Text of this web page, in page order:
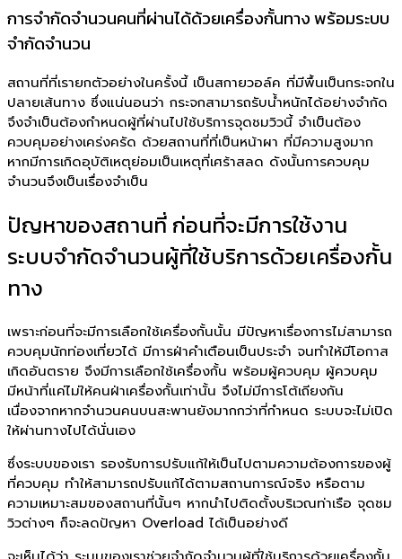
การจำกัดจำนวนคนที่ผ่านได้ด้วยเครื่องกั้นทาง พร้อมระบบ
จำกัดจำนวน
สถานที่ที่เรายกตัวอย่างในครั้งนี้ เป็นสกายวอล์ค ที่มีพื้นเป็นกระจกใน
ปลายเส้นทาง ซึ่งแน่นอนว่า กระจกสามารถรับน้ำหนักได้อย่างจำกัด
จึงจำเป็นต้องกำหนดผู้ที่ผ่านไปใช้บริการจุดชมวิวนี้ จำเป็นต้อง
ควบคุมอย่างเคร่งครัด ด้วยสถานที่ที่เป็นหน้าผา ที่มีความสูงมาก
หากมีการเกิดอุบัติเหตุย่อมเป็นเหตุที่เศร้าสลด ดังนั้นการควบคุม
จำนวนจึงเป็นเรื่องจำเป็น
ปัญหาของสถานที่ ก่อนที่จะมีการใช้งาน
ระบบจำกัดจำนวนผู้ที่ใช้บริการด้วยเครื่องกั้น
ทาง
เพราะก่อนที่จะมีการเลือกใช้เครื่องกั้นนั้น มีปัญหาเรื่องการไม่สามารถ
ควบคุมนักท่องเที่ยวได้ มีการฝ่าคำเตือนเป็นประจำ จนทำให้มีโอกาส
เกิดอันตราย จึงมีการเลือกใช้เครื่องกั้น พร้อมผู้ควบคุม ผู้ควบคุม
มีหน้าที่แค่ไม่ให้คนฝ่าเครื่องกั้นเท่านั้น จึงไม่มีการโต้เถียงกัน
เนื่องจากหากจำนวนคนบนสะพานยังมากกว่าที่กำหนด ระบบจะไม่เปิด
ให้ผ่านทางไปได้นั่นเอง
ซึ่งระบบของเรา รองรับการปรับแก้ให้เป็นไปตามความต้องการของผู้
ที่ควบคุม ทำให้สามารถปรับแก้ได้ตามสถานการณ์จริง หรือตาม
ความเหมาะสมของสถานที่นั้นๆ หากนำไปติดตั้งบริเวณท่าเรือ จุดชม
วิวต่างๆ ก็จะลดปัญหา Overload ได้เป็นอย่างดี